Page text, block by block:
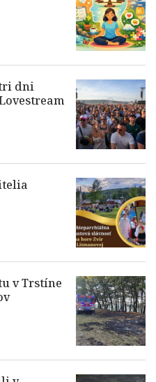
dni
v Trstíne